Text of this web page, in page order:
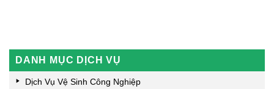
DANH MỤC DỊCH VỤ
Dịch Vụ Vệ Sinh Công Nghiệp